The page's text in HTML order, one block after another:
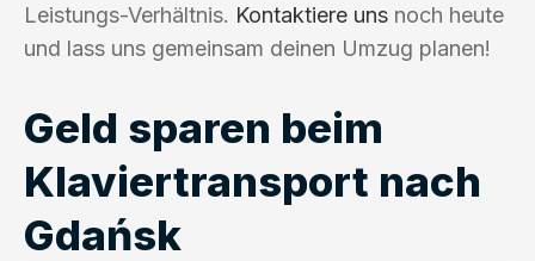
Leistungs-Verhältnis. Kontaktiere uns noch heute
und lass uns gemeinsam deinen Umzug planen!
Geld sparen beim
Klaviertransport nach
Gdańsk